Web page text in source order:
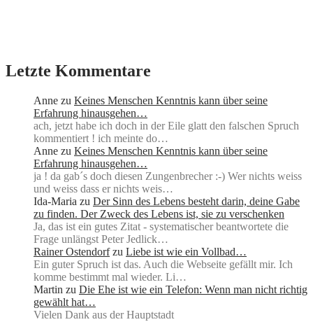
Letzte Kommentare
Anne zu Keines Menschen Kenntnis kann über seine
Erfahrung hinausgehen…
ach, jetzt habe ich doch in der Eile glatt den falschen Spruch
kommentiert ! ich meinte do…
Anne zu Keines Menschen Kenntnis kann über seine
Erfahrung hinausgehen…
ja ! da gab´s doch diesen Zungenbrecher :-) Wer nichts weiss
und weiss dass er nichts weis…
Ida-Maria zu Der Sinn des Lebens besteht darin, deine Gabe
zu finden. Der Zweck des Lebens ist, sie zu verschenken
Ja, das ist ein gutes Zitat - systematischer beantwortete die
Frage unlängst Peter Jedlick…
Rainer Ostendorf zu Liebe ist wie ein Vollbad…
Ein guter Spruch ist das. Auch die Webseite gefällt mir. Ich
komme bestimmt mal wieder. Li…
Martin zu Die Ehe ist wie ein Telefon: Wenn man nicht richtig
gewählt hat…
Vielen Dank aus der Hauptstadt